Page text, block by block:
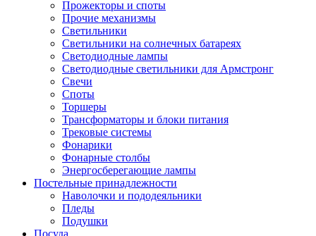
Прожекторы и споты
Прочие механизмы
Светильники
Светильники на солнечных батареях
Светодиодные лампы
Светодиодные светильники для Армстронг
Свечи
Споты
Торшеры
Трансформаторы и блоки питания
Трековые системы
Фонарики
Фонарные столбы
Энергосберегающие лампы
Постельные принадлежности
Наволочки и пододеяльники
Пледы
Подушки
Посуда